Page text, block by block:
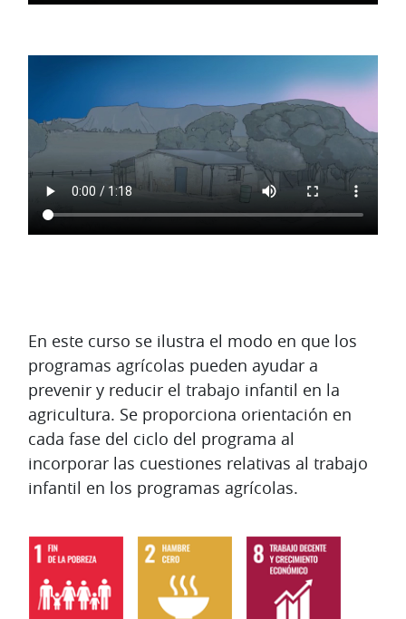
Diagrama de temas
En este curso se ilustra el modo en que los
programas agrícolas pueden ayudar a
prevenir y reducir el trabajo infantil en la
agricultura. Se proporciona orientación en
cada fase del ciclo del programa al
incorporar las cuestiones relativas al trabajo
infantil en los programas agrícolas.